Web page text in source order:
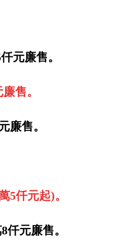
元廉售。
售。
廉售。
5仟元起)。
元廉售。